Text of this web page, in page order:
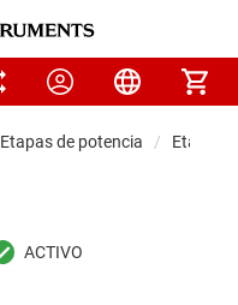
Etapas de potencia Etapas